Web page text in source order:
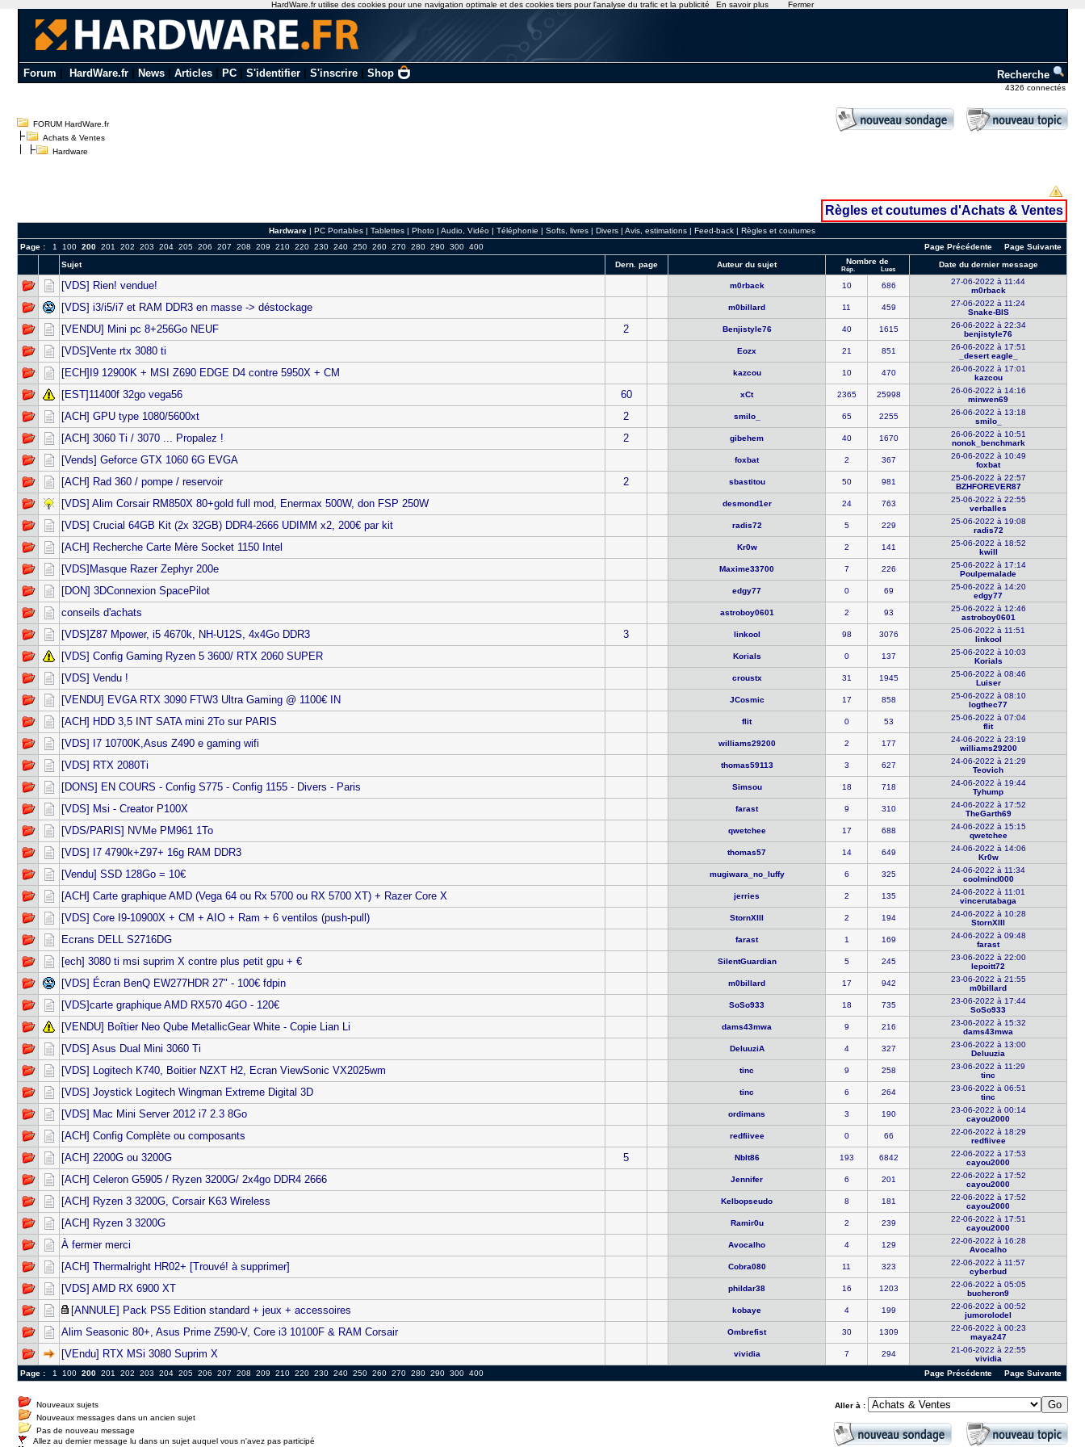
Forum HardWare.fr| News| Articles| PC| S'identifier| S'inscrire| Shop Recherche
4326 connectés
FORUM HardWare.fr
Achats & Ventes
Hardware
Règles et coutumes d'Achats & Ventes
Hardware |PC Portables |Tablettes |Photo |Audio, Vidéo |Téléphonie |Softs, livres |Divers |Avis, estimations |Feed-back |Règles et coutumes
Page :
1 100 200 201 202 203 204 205 206 207 208 209 210 220 230 240 250 260 270 280 290 300 400 Page Suivante
Page Précédente
Sujet
Dern. page Auteur du sujet Nombre de
Rép. Lues
Date du dernier message
[VDS] Rien! vendue! m0rback 10 686
27-06-2022 à 11:44
m0rback
[VDS] i3/i5/i7 et RAM DDR3 en masse -> déstockage m0billard 11 459
27-06-2022 à 11:24
Snake-BIS
[VENDU] Mini pc 8+256Go NEUF 2 Benjistyle​76 40 1615
26-06-2022 à 22:34
benjistyle​76
[VDS]Vente rtx 3080 ti Eozx 21 851
26-06-2022 à 17:51
_desert ea​gle_
[ECH]I9 12900K + MSI Z690 EDGE D4 contre 5950X + CM kazcou 10 470
26-06-2022 à 17:01
kazcou
[EST]11400f 32go vega56 60 xCt 2365 25998
26-06-2022 à 14:16
minwen69
[ACH] GPU type 1080/5600xt 2 smilo_ 65 2255
26-06-2022 à 13:18
smilo_
[ACH] 3060 Ti / 3070 ... Propalez ! 2 gibehem 40 1670
26-06-2022 à 10:51
nonok_benc​hmark
[Vends] Geforce GTX 1060 6G EVGA foxbat 2 367
26-06-2022 à 10:49
foxbat
[ACH] Rad 360 / pompe / reservoir 2 sbastitou 50 981
25-06-2022 à 22:57
BZHFOREVER​87
[VDS] Alim Corsair RM850X 80+gold full mod, Enermax 500W, don FSP 250W desmond1er 24 763
25-06-2022 à 22:55
verballes
[VDS] Crucial 64GB Kit (2x 32GB) DDR4-2666 UDIMM x2, 200€ par kit radis72 5 229
25-06-2022 à 19:08
radis72
[ACH] Recherche Carte Mère Socket 1150 Intel Kr0w 2 141
25-06-2022 à 18:52
kwill
[VDS]Masque Razer Zephyr 200e Maxime3370​0 7 226
25-06-2022 à 17:14
Poulpemala​de
[DON] 3DConnexion SpacePilot edgy77 0 69
25-06-2022 à 14:20
edgy77
conseils d'achats astroboy06​01 2 93
25-06-2022 à 12:46
astroboy06​01
[VDS]Z87 Mpower, i5 4670k, NH-U12S, 4x4Go DDR3 3 linkool 98 3076
25-06-2022 à 11:51
linkool
[VDS] Config Gaming Ryzen 5 3600/ RTX 2060 SUPER Korials 0 137
25-06-2022 à 10:03
Korials
[VDS] Vendu ! croustx 31 1945
25-06-2022 à 08:46
Luiser
[VENDU] EVGA RTX 3090 FTW3 Ultra Gaming @ 1100€ IN JCosmic 17 858
25-06-2022 à 08:10
logthec77
[ACH] HDD 3,5 INT SATA mini 2To sur PARIS flit 0 53
25-06-2022 à 07:04
flit
[VDS] I7 10700K,Asus Z490 e gaming wifi williams29​200 2 177
24-06-2022 à 23:19
williams29​200
[VDS] RTX 2080Ti thomas5911​3 3 627
24-06-2022 à 21:29
Teovich
[DONS] EN COURS - Config S775 - Config 1155 - Divers - Paris Simsou 18 718
24-06-2022 à 19:44
Tyhump
[VDS] Msi - Creator P100X farast 9 310
24-06-2022 à 17:52
TheGarth69
[VDS/PARIS] NVMe PM961 1To qwetchee 17 688
24-06-2022 à 15:15
qwetchee
[VDS] I7 4790k+Z97+ 16g RAM DDR3 thomas57 14 649
24-06-2022 à 14:06
Kr0w
[Vendu] SSD 128Go = 10€ mugiwara_n​o_luffy 6 325
24-06-2022 à 11:34
coolmind00​0
[ACH] Carte graphique AMD (Vega 64 ou Rx 5700 ou RX 5700 XT) + Razer Core X jerries 2 135
24-06-2022 à 11:01
vincerutab​aga
[VDS] Core I9-10900X + CM + AIO + Ram + 6 ventilos (push-pull) StornXIII 2 194
24-06-2022 à 10:28
StornXIII
Ecrans DELL S2716DG farast 1 169
24-06-2022 à 09:48
farast
[ech] 3080 ti msi suprim X contre plus petit gpu + € SilentGuar​dian 5 245
23-06-2022 à 22:00
lepoitt72
[VDS] Écran BenQ EW277HDR 27" - 100€ fdpin m0billard 17 942
23-06-2022 à 21:55
m0billard
[VDS]carte graphique AMD RX570 4GO - 120€ SoSo933 18 735
23-06-2022 à 17:44
SoSo933
[VENDU] Boîtier Neo Qube MetallicGear White - Copie Lian Li dams43mwa 9 216
23-06-2022 à 15:32
dams43mwa
[VDS] Asus Dual Mini 3060 Ti DeluuziA 4 327
23-06-2022 à 13:00
Deluuzia
[VDS] Logitech K740, Boitier NZXT H2, Ecran ViewSonic VX2025wm tinc 9 258
23-06-2022 à 11:29
tinc
[VDS] Joystick Logitech Wingman Extreme Digital 3D tinc 6 264
23-06-2022 à 06:51
tinc
[VDS] Mac Mini Server 2012 i7 2.3 8Go ordimans 3 190
23-06-2022 à 00:14
cayou2000
[ACH] Config Complète ou composants redfiivee 0 66
22-06-2022 à 18:29
redfiivee
[ACH] 2200G ou 3200G 5 Nblt86 193 6842
22-06-2022 à 17:53
cayou2000
[ACH] Celeron G5905 / Ryzen 3200G/ 2x4go DDR4 2666 Jennifer 6 201
22-06-2022 à 17:52
cayou2000
[ACH] Ryzen 3 3200G, Corsair K63 Wireless Kelbopseud​o 8 181
22-06-2022 à 17:52
cayou2000
[ACH] Ryzen 3 3200G Ramir0u 2 239
22-06-2022 à 17:51
cayou2000
À fermer merci Avocalho 4 129
22-06-2022 à 16:28
Avocalho
[ACH] Thermalright HR02+ [Trouvé! à supprimer] Cobra080 11 323
22-06-2022 à 11:57
cyberbud
[VDS] AMD RX 6900 XT phildar38 16 1203
22-06-2022 à 05:05
bucheron9
[ANNULE] Pack PS5 Edition standard + jeux + accessoires kobaye 4 199
22-06-2022 à 00:52
jumorolode​l
Alim Seasonic 80+, Asus Prime Z590-V, Core i3 10100F & RAM Corsair Ombrefist 30 1309
22-06-2022 à 00:23
maya247
[VEndu] RTX MSi 3080 Suprim X vividia 7 294
21-06-2022 à 22:55
vividia
Page :
1 100 200 201 202 203 204 205 206 207 208 209 210 220 230 240 250 260 270 280 290 300 400 Page Suivante
Page Précédente
Aller à :
Nouveaux sujets
Nouveaux messages dans un ancien sujet
Pas de nouveau message
Allez au dernier message lu dans un sujet auquel vous n'avez pas participé
HardWare.fr utilise des cookies pour une navigation optimale et des cookies tiers pour l'analyse du trafic et la publicité En savoir plus Fermer